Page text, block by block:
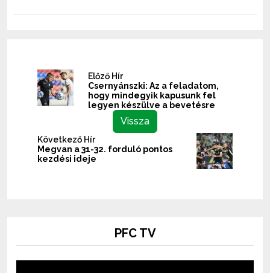
Előző Hír
Csernyánszki: Az a feladatom,
hogy mindegyik kapusunk fel
legyen készülve a bevetésre
Vissza
Következő Hír
Megvan a 31-32. forduló pontos
kezdési ideje
PFC TV